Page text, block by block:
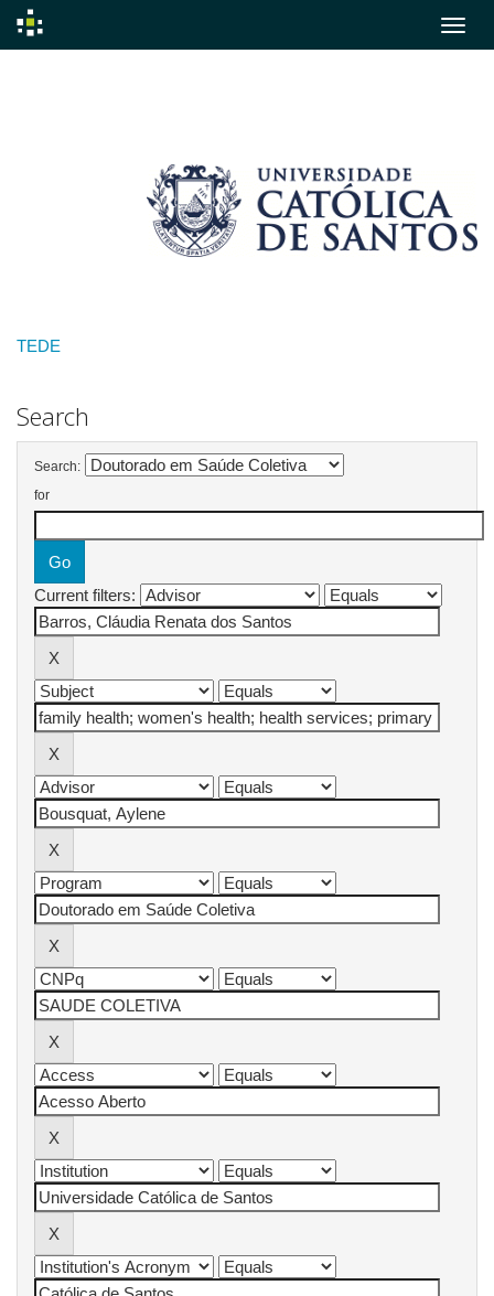
TEDE
Search
Search:
for
Current filters: